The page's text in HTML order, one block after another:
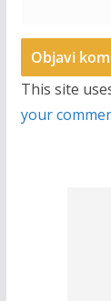
This site
your